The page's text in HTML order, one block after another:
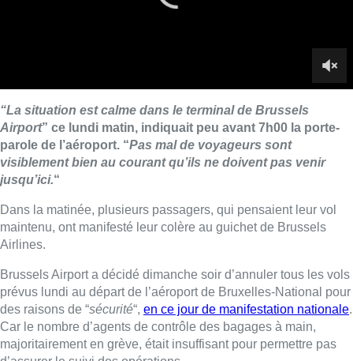
Brussels Airport a décidé dimanche soir d’annuler tous les vols
prévus lundi au départ de l’aéroport de Bruxelles-National pour
Car le nombre d’agents de contrôle des bagages à main,
majoritairement en grève, était insuffisant pour permettre pas
d’assurer le suivi des opérations.
232 vols annulés
Une nouvelle mise à jour de la situation a mis en évidence
qu’encore moins de travailleurs de la société de sécurité G4S
qu’annoncé assureraient le contrôle de sécurité. Les temps
d’attente menaçaient de dépasser les huit heures, c’est
pourquoi l’aéroport a décidé de limiter ses activités prévues
lundi.
“Au total, 232 vols au départ de Bussels Airport sont annulés
aujourd’hui, tandis qu’un vol sur quatre est opéré, dans le sens